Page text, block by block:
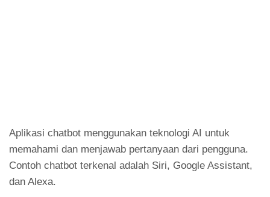
Aplikasi chatbot menggunakan teknologi AI untuk
memahami dan menjawab pertanyaan dari pengguna.
Contoh chatbot terkenal adalah Siri, Google Assistant,
dan Alexa.